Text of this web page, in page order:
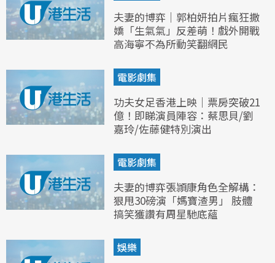
夫妻的博弈｜郭柏妍拍片瘋狂撒
嬌「生氣氣」反差萌！戲外開戰
高海寧不為所動笑翻網民
電影劇集
功夫女足香港上映｜票房突破21
億！即睇演員陣容：蔡思貝/劉
嘉玲/佐藤健特別演出
電影劇集
夫妻的博弈張頴康角色全解構：
狠甩30磅演「媽寶渣男」 肢體
搞笑獲讚有周星馳底蘊
娛樂